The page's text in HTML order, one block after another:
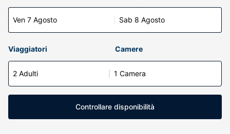
Ven 7 Agosto Sab 8 Agosto
Viaggiatori Camere
2 Adulti 1 Camera
Controllare disponibilità